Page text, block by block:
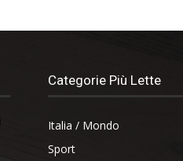
Categorie Più Lette
Italia / Mondo
Sport